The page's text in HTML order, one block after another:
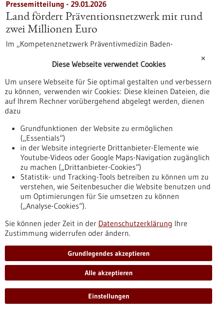
Pressemitteilung - 29.01.2026
Land fördert Präventionsnetzwerk mit rund
zwei Millionen Euro
Im „Kompetenznetzwerk Präventivmedizin Baden-
Strategien für eine verbesserte Gesundheit im Land. In der
nochmals ausgebaut und gestärkt.
https://www.gesundheitsindustrie-
bw.de/fachbeitrag/pm/land-foerdert-praeventionsnetzwerk-
mit-rund-zwei-millionen-euro
Pressemitteilung - 29.01.2026
Stoffwechsel zentrale Schaltstelle für ein
gesundes Leben und natürliches Altern
Neue Forschungsergebnisse der Medizinischen Fakultät
Mannheim der Universität Heidelberg unter der Leitung von
Professorin Dr. Gergana Dobreva und dem Team der
Abteilung für Kardiovaskuläre Genomik und Epigenomik
zeigen, dass der Zellstoffwechsel nicht nur als Treibstoff für
das Herz dient, sondern auch direkt die epigenetischen
Gefäßen, Alterung sowie Erkrankungen steuern.
https://www.gesundheitsindustrie-
bw.de/fachbeitrag/pm/stoffwechsel-zentrale-schaltstelle-
fuer-ein-gesundes-leben-und-natuerliches-altern
✕
Diese Webseite verwendet Cookies
Um unsere Webseite für Sie optimal gestalten und verbessern
zu können, verwenden wir Cookies: Diese kleinen Dateien, die
auf Ihrem Rechner vorübergehend abgelegt werden, dienen
dazu
Grundfunktionen der Website zu ermöglichen
(„Essentials“)
in der Website integrierte Drittanbieter-Elemente wie
Youtube-Videos oder Google Maps-Navigation zugänglich
zu machen („Drittanbieter-Cookies“)
Statistik- und Tracking-Tools betreiben zu können um zu
verstehen, wie Seitenbesucher die Website benutzen und
um Optimierungen für Sie umsetzen zu können
(„Analyse-Cookies“).
Sie können jeder Zeit in der Datenschutzerklärung Ihre
Zustimmung widerrufen oder ändern.
Grundlegendes akzeptieren
Alle akzeptieren
Einstellungen